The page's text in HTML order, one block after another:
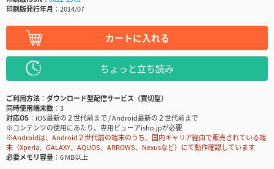
印刷版発行年月
2014/07
カートに入れる
ちょっと立ち読み
ご利用方法
ダウンロード型配信サービス（買切型）
同時使用端末数
3
対応OS
iOS最新の２世代前まで / Android最新の２世代前まで
※コンテンツの使用にあたり、専用ビューアisho.jpが必要
※Androidは、Android２世代前の端末のうち、国内キャリア経由で販売されている端
末（Xperia、GALAXY、AQUOS、ARROWS、Nexusなど）にて動作確認しています
必要メモリ容量
6 MB以上